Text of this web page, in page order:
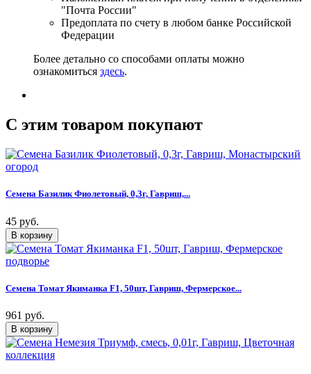
"Почта России"
Предоплата по счету в любом банке Российской
Федерации
Более детально со способами оплаты можно
ознакомиться здесь.
C этим товаром покупают
Семена Базилик Фиолетовый, 0,3г, Гавриш,...
45 руб.
Семена Томат Якиманка F1, 50шт, Гавриш, Фермерское...
961 руб.